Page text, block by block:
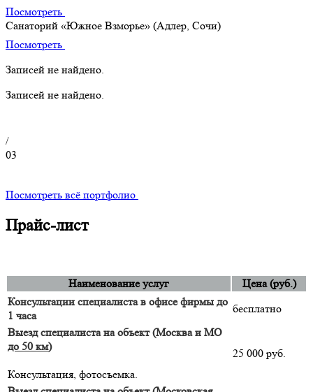
Посмотреть
Санаторий «Южное Взморье» (Адлер, Сочи)
Посмотреть
Записей не найдено.
Записей не найдено.
/
03
Посмотреть всё портфолио
Прайс-лист
Наименование услуг
Цена (руб.)
Консультации специалиста в офисе фирмы до
1 часа
бесплатно
Выезд специалиста на объект (Москва и МО
до 50 км)
Консультация, фотосъемка.
25 000 руб.